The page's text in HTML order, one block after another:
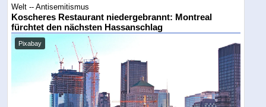
Welt -- Antisemitismus
Koscheres Restaurant niedergebrannt: Montreal
fürchtet den nächsten Hassanschlag
Pixabay